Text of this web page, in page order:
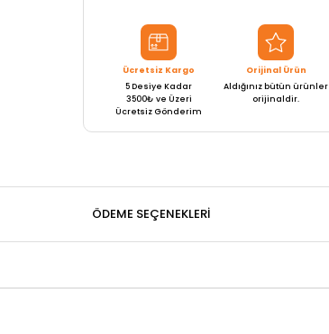
Ücretsiz Kargo
5 Desiye Kadar
3500₺ ve Üzeri
Ücretsiz Gönderim
Orijinal Ürün
Aldığınız bütün ürünler
orijinaldir.
ÖDEME SEÇENEKLERI